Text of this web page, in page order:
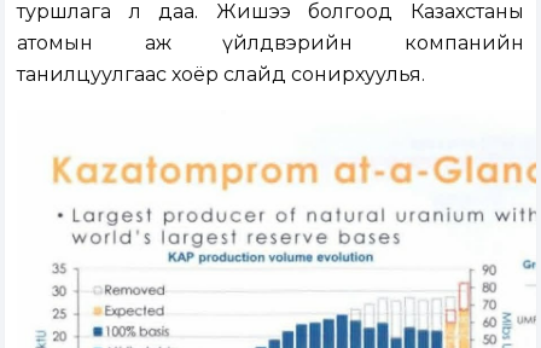
туршлага л даа. Жишээ болгоод Казахстаны
атомын аж үйлдвэрийн компанийн
танилцуулгаас хоёр слайд сонирхуулья.